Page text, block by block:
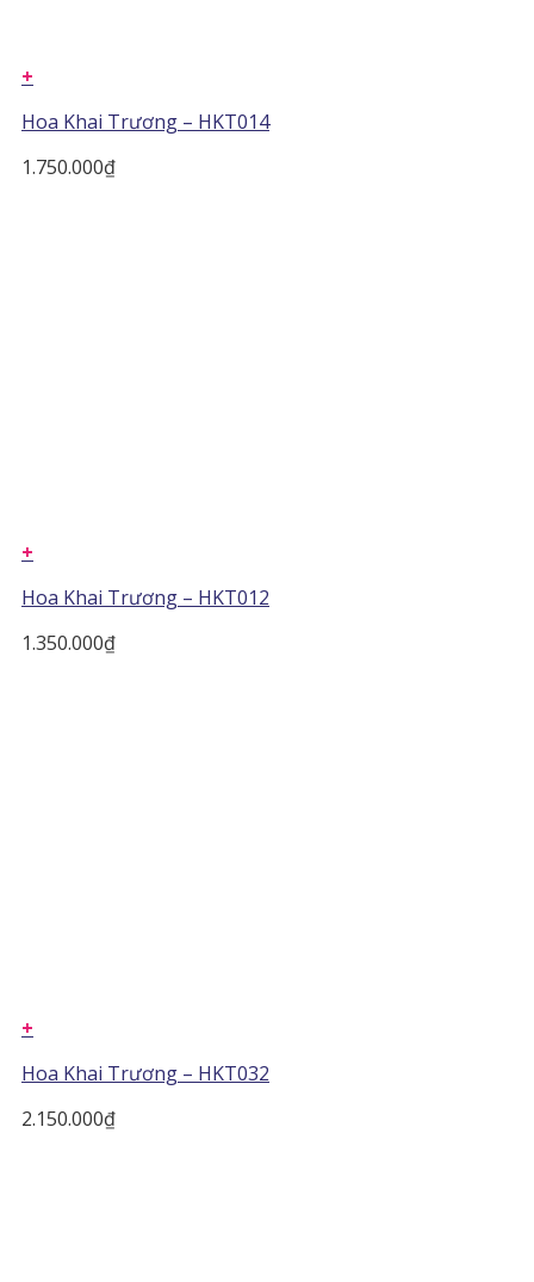
+
Hoa Khai Trương – HKT014
1.750.000₫
+
Hoa Khai Trương – HKT012
1.350.000₫
+
Hoa Khai Trương – HKT032
2.150.000₫